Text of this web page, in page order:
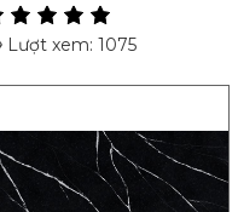
Lượt xem: 1075